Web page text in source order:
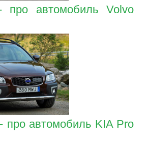
про автомобиль Volvo
про автомобиль KIA Pro